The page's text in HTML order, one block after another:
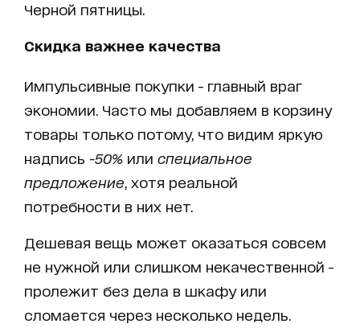
Черной пятницы.
Скидка важнее качества
Импульсивные покупки - главный враг
экономии. Часто мы добавляем в корзину
товары только потому, что видим яркую
надпись -50% или специальное
предложение , хотя реальной
потребности в них нет.
Дешевая вещь может оказаться совсем
не нужной или слишком некачественной -
пролежит без дела в шкафу или
сломается через несколько недель.